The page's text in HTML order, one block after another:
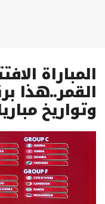
المباراة
القمر..هذا
وتواريخ